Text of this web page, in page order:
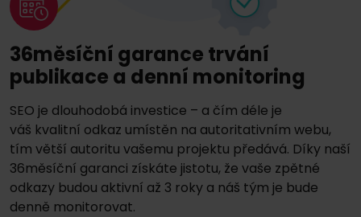
36měsíční garance trvání
publikace a denní monitoring
SEO je dlouhodobá investice – a čím déle je
váš kvalitní odkaz umístěn na autoritativním webu,
tím větší autoritu vašemu projektu předává. Díky naší
36měsíční garanci získáte jistotu, že vaše zpětné
odkazy budou aktivní až 3 roky a náš tým je bude
denně monitorovat.